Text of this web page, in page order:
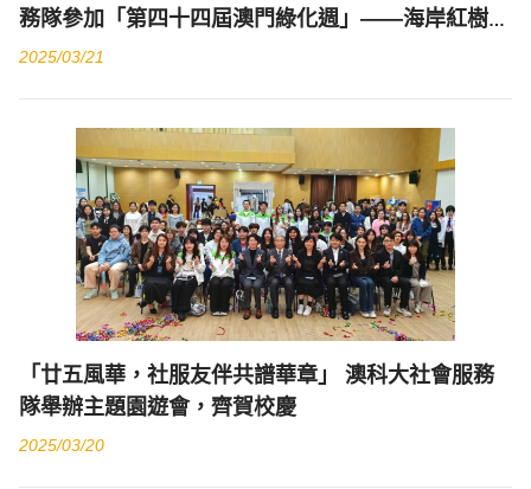
務隊參加「第四十四屆澳門綠化週」——海岸紅樹齊
種植活動
2025/03/21
「廿五風華，社服友伴共譜華章」 澳科大社會服務
隊舉辦主題園遊會，齊賀校慶
2025/03/20